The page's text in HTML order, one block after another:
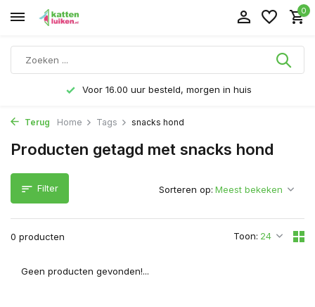
0
Voor 16.00 uur besteld, morgen in huis
Terug Home Tags snacks hond
Producten getagd met snacks hond
Filter
0 producten Toon:
Sorteren op:
Geen producten gevonden!...